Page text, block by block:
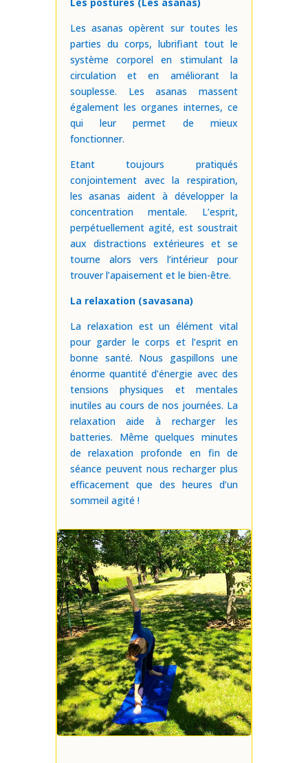
Les asanas opèrent sur toutes les
parties du corps, lubrifiant tout le
système corporel en stimulant la
circulation et en améliorant la
souplesse. Les asanas massent
également les organes internes, ce
qui leur permet de mieux
fonctionner.
Etant toujours pratiqués
conjointement avec la respiration,
les asanas aident à développer la
concentration mentale. L’esprit,
perpétuellement agité, est soustrait
aux distractions extérieures et se
tourne alors vers l’intérieur pour
trouver l’apaisement et le bien-être.
La relaxation (savasana)
La relaxation est un élément vital
pour garder le corps et l’esprit en
bonne santé. Nous gaspillons une
énorme quantité d’énergie avec des
tensions physiques et mentales
inutiles au cours de nos journées. La
relaxation aide à recharger les
batteries. Même quelques minutes
de relaxation profonde en fin de
séance peuvent nous recharger plus
efficacement que des heures d’un
sommeil agité !